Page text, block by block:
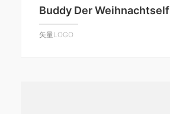
Buddy Der Weihnachtself
矢量LOGO